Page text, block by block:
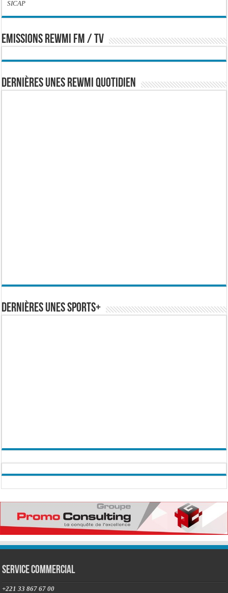
SICAP
EMISSIONS REWMI FM / TV
Dernières Unes Rewmi Quotidien
Dernières Unes Sports+
Service commercial
+221 33 867 67 00